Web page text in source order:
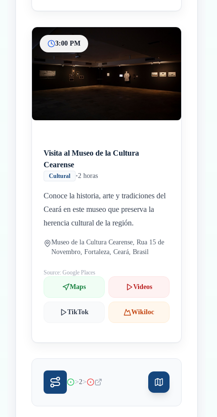
3:00 PM
Visita al Museo de la Cultura
Cearense
Cultural •2 horas
Conoce la historia, arte y tradiciones del
Ceará en este museo que preserva la
herencia cultural de la región.
Museo de la Cultura Cearense, Rua 15 de
Novembro, Fortaleza, Ceará, Brasil
Source: Google Places
Maps Videos
TikTok Wikiloc
>2>